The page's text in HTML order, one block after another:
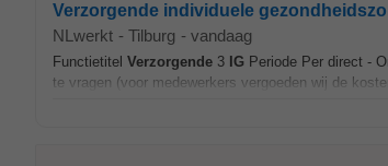
Verzorgende individuele
NLwerkt - Tilburg - vandaag
Functietitel Verzorgende 3 IG Periode Per direct -
te vragen (voor medewerkers vergoeden wij de